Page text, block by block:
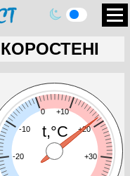
t,°C
-20
-10
0 +10
+20
+30